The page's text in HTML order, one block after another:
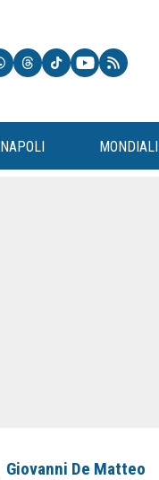
NAPOLI MONDIALI
Giovanni De Matteo